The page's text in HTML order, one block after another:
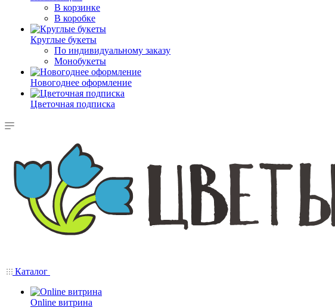
В корзинке
В коробке
Круглые букеты
По индивидуальному заказу
Монобукеты
Новогоднее оформление
Цветочная подписка
Каталог
Online витрина